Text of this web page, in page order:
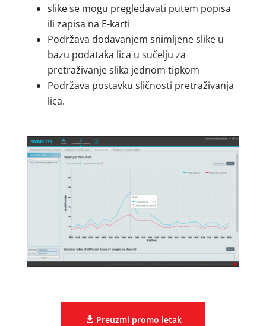
slike se mogu pregledavati putem popisa
ili zapisa na E-karti
Podržava dodavanjem snimljene slike u
bazu podataka lica u sučelju za
pretraživanje slika jednom tipkom
Podržava postavku sličnosti pretraživanja
lica.
Preuzmi promo letak